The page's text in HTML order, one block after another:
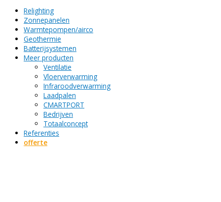
Relighting
Zonnepanelen
Warmtepompen/airco
Geothermie
Batterijsystemen
Meer producten
Ventilatie
Vloerverwarming
Infraroodverwarming
Laadpalen
CMARTPORT
Bedrijven
Totaalconcept
Referenties
offerte